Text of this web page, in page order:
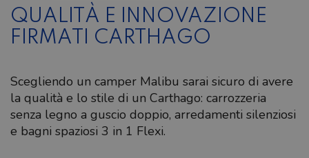
QUALITÀ E INNOVAZIONE
FIRMATI CARTHAGO
Scegliendo un camper Malibu sarai sicuro di avere
la qualità e lo stile di un Carthago: carrozzeria
senza legno a guscio doppio, arredamenti silenziosi
e bagni spaziosi 3 in 1 Flexi.